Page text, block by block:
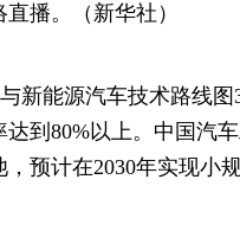
播。（新华社）
新能源汽车技术路线图
到80%以上。中国汽
预计在2030年实现小